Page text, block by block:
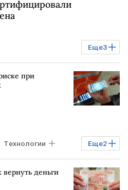
Еще3
при
Еще2
Технологии
вернуть деньги